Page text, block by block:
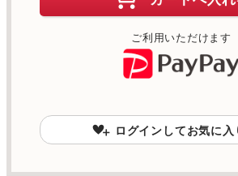
ご利用いただけます
ログインしてお気に入